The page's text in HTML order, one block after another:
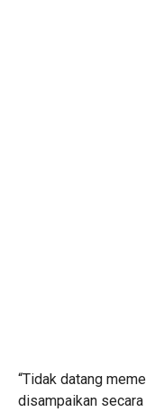
“Tidak datang
disampaikan